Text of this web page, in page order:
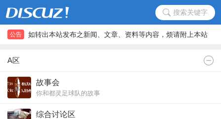
搜索关键字
公告
如转出本站发布之新闻、文章、资料等内容，烦请附上本站
A区
故事会
你和都灵足球队的故事
your story with TORO
综合讨论区